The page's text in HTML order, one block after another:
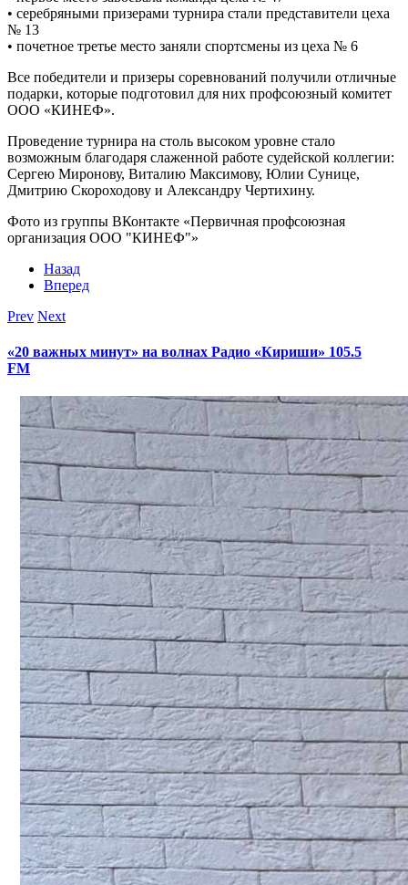
• серебряными призерами турнира стали представители цеха
№ 13
• почетное третье место заняли спортсмены из цеха № 6
Все победители и призеры соревнований получили отличные
подарки, которые подготовил для них профсоюзный комитет
ООО «КИНЕФ».
Проведение турнира на столь высоком уровне стало
возможным благодаря слаженной работе судейской коллегии:
Сергею Миронову, Виталию Максимову, Юлии Сунице,
Дмитрию Скороходову и Александру Чертихину.
Фото из группы ВКонтакте «Первичная профсоюзная
организация ООО "КИНЕФ"»
Назад
Вперед
Prev Next
«20 важных минут» на волнах Радио «Кириши» 105.5
FM